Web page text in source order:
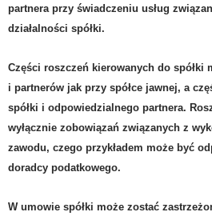
partnera przy świadczeniu usług
działalności spółki.
Części roszczeń kierowanych do spółki
i partnerów jak przy spółce jawnej, a
spółki i odpowiedzialnego partnera.
wyłącznie zobowiązań związanych z
zawodu, czego przykładem może być
doradcy podatkowego.
W umowie spółki może zostać